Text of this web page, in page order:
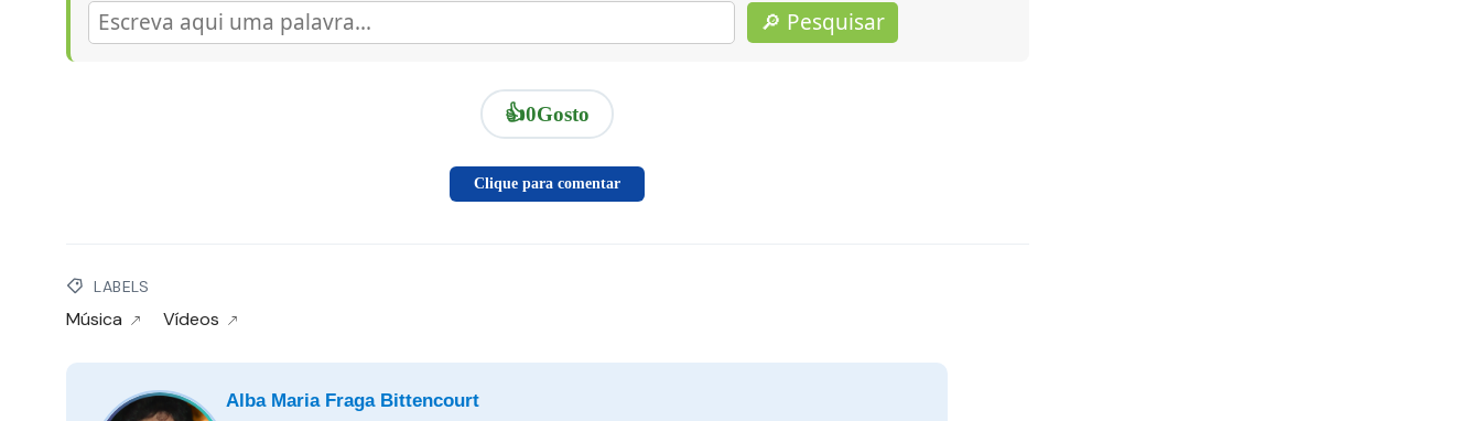
🔎 Pesquisar
👍0Gosto
Clique para comentar
LABELS
Música Vídeos
Alba Maria Fraga Bittencourt